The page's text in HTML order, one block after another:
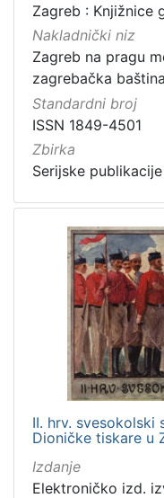
Zagreb : Knjižnice
Nakladnički niz
Zagreb na pragu
zagrebačka baština
Standardni broj
ISSN 1849-4501
Zbirka
Serijske publikacije
II. hrv. svesokolski
Dioničke tiskare u
Izdanje
Elektroničko izd.